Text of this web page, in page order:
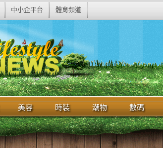
中小企平台 體育頻道
美容 時裝 潮物 數碼